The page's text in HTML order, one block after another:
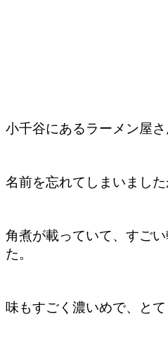
小千谷にあるラーメン屋さ
名前を忘れてしまいました
角煮が載っていて、すご
た。
味もすごく濃いめで、とて